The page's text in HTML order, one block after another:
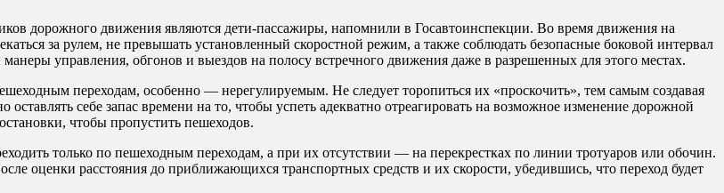
дорожного движения являются дети-пассажиры, напомнили в Госавтоинспекции. Во время движения на
за рулем, не превышать установленный скоростной режим, а также соблюдать безопасные боковой интервал
управления, обгонов и выездов на полосу встречного движения даже в разрешенных для этого местах.
переходам, особенно — нерегулируемым. Не следует торопиться их «проскочить», тем самым создавая
себе запас времени на то, чтобы успеть адекватно отреагировать на возможное изменение дорожной
чтобы пропустить пешеходов.
только по пешеходным переходам, а при их отсутствии — на перекрестках по линии тротуаров или обочин.
оценки расстояния до приближающихся транспортных средств и их скорости, убедившись, что переход будет